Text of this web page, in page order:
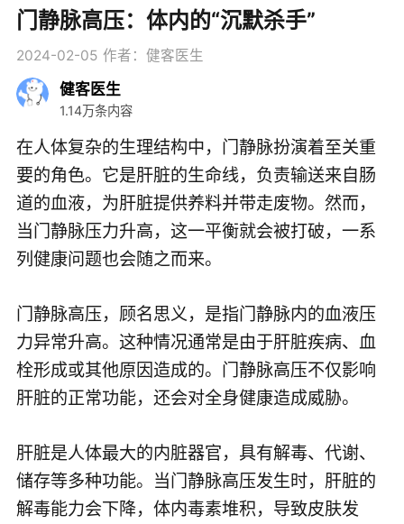
门静脉高压：体内的“沉默杀手”
2024-02-05 作者：健客医生
健客医生
1.14万条内容
在人体复杂的生理结构中，门静脉扮演着至关重
要的角色。它是肝脏的生命线，负责输送来自肠
道的血液，为肝脏提供养料并带走废物。然而，
当门静脉压力升高，这一平衡就会被打破，一系
列健康问题也会随之而来。
门静脉高压，顾名思义，是指门静脉内的血液压
力异常升高。这种情况通常是由于肝脏疾病、血
栓形成或其他原因造成的。门静脉高压不仅影响
肝脏的正常功能，还会对全身健康造成威胁。
肝脏是人体最大的内脏器官，具有解毒、代谢、
储存等多种功能。当门静脉高压发生时，肝脏的
解毒能力会下降，体内毒素堆积，导致皮肤发